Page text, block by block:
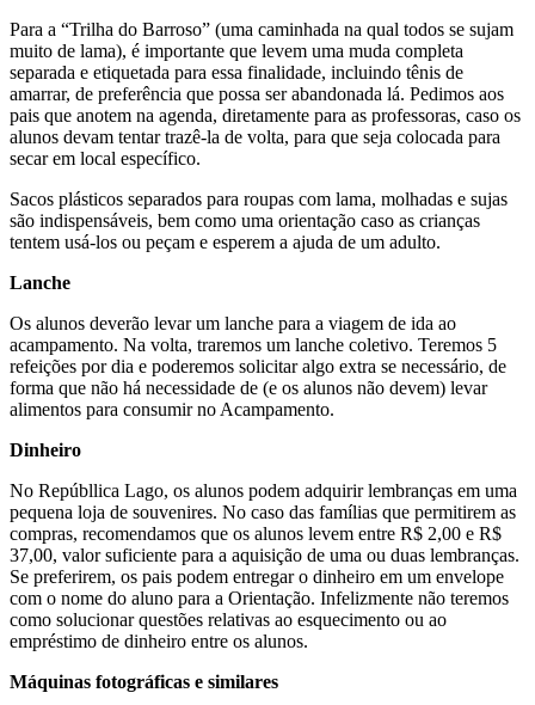
Para a “Trilha do Barroso” (uma caminhada na qual todos se sujam
muito de lama), é importante que levem uma muda completa
separada e etiquetada para essa finalidade, incluindo tênis de
amarrar, de preferência que possa ser abandonada lá. Pedimos aos
pais que anotem na agenda, diretamente para as professoras, caso os
alunos devam tentar trazê-la de volta, para que seja colocada para
secar em local específico.
Sacos plásticos separados para roupas com lama, molhadas e sujas
são indispensáveis, bem como uma orientação caso as crianças
tentem usá-los ou peçam e esperem a ajuda de um adulto.
Lanche
Os alunos deverão levar um lanche para a viagem de ida ao
acampamento. Na volta, traremos um lanche coletivo. Teremos 5
refeições por dia e poderemos solicitar algo extra se necessário, de
forma que não há necessidade de (e os alunos não devem) levar
alimentos para consumir no Acampamento.
Dinheiro
No Repúbllica Lago, os alunos podem adquirir lembranças em uma
pequena loja de souvenires. No caso das famílias que permitirem as
compras, recomendamos que os alunos levem entre R$ 2,00 e R$
37,00, valor suficiente para a aquisição de uma ou duas lembranças.
Se preferirem, os pais podem entregar o dinheiro em um envelope
com o nome do aluno para a Orientação. Infelizmente não teremos
como solucionar questões relativas ao esquecimento ou ao
empréstimo de dinheiro entre os alunos.
Máquinas fotográficas e similares